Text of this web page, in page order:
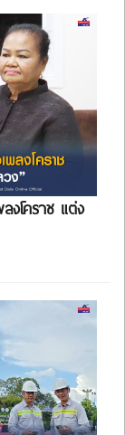
งโคราช แต่ง